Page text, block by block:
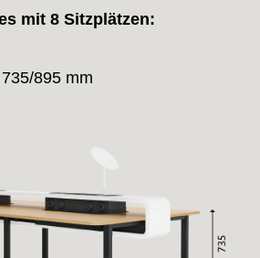
mit 8 Sitzplätzen:
895 mm